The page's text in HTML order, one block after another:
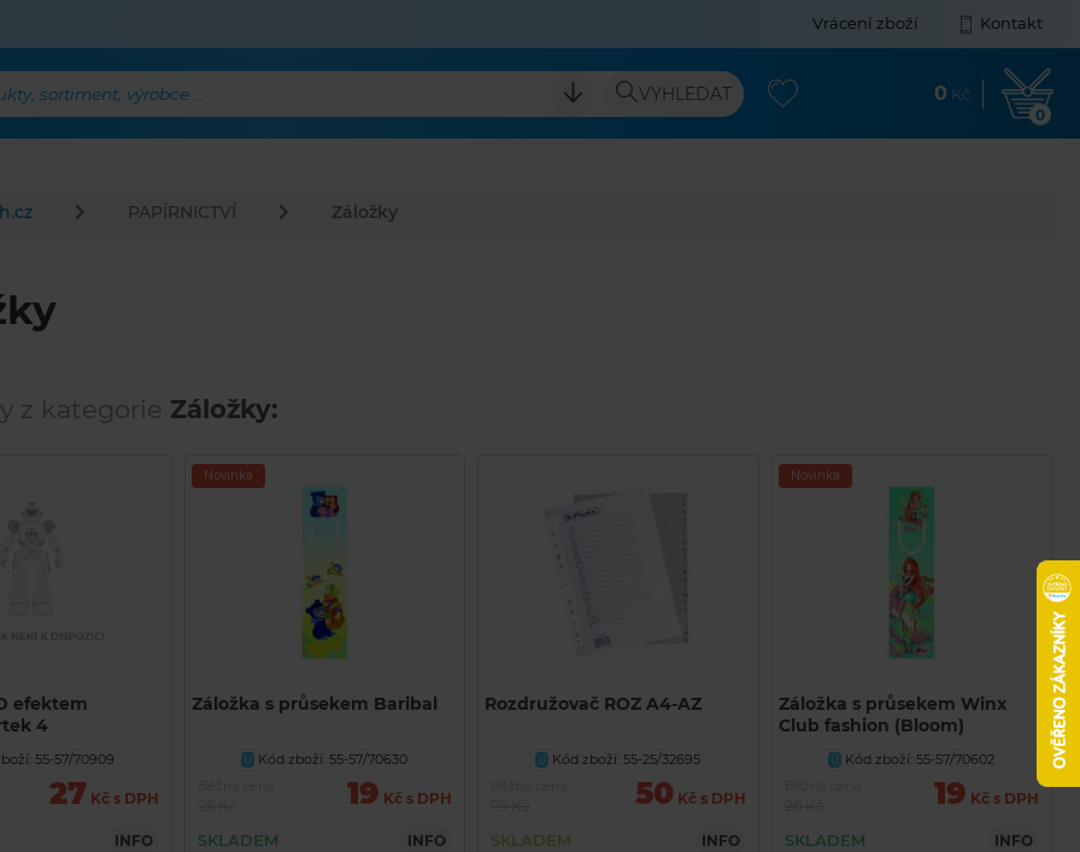
Vrácení zboží Kontakt
sortiment, výrobce ... VYHLEDAT 0 Kč
0
PAPÍRNICTVÍ Záložky
z kategorie Záložky:
efektem
4
55-57/70909
27 Kč s DPH
INFO
Novinka
Záložka s průsekem Baribal
U
Kód zboží: 55-57/70630
19 Kč s DPH
SKLADEM INFO
Rozdružovač ROZ A4-AZ
U
Kód zboží: 55-25/32695
50Kč s DPH
SKLADEM INFO
Novinka
Záložka s průsekem Winx
Club fashion (Bloom)
U
Kód zboží: 55-57/70602
19 Kč s DPH
SKLADEM INFO